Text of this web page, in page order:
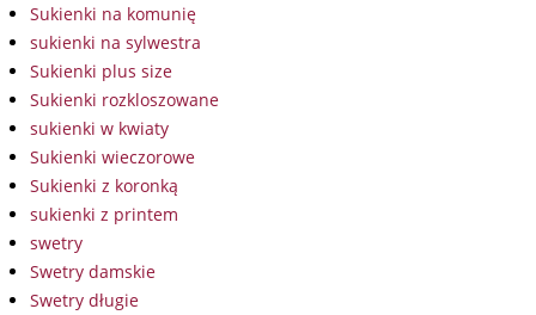
Sukienki na komunię
sukienki na sylwestra
Sukienki plus size
Sukienki rozkloszowane
sukienki w kwiaty
Sukienki wieczorowe
Sukienki z koronką
sukienki z printem
swetry
Swetry damskie
Swetry długie